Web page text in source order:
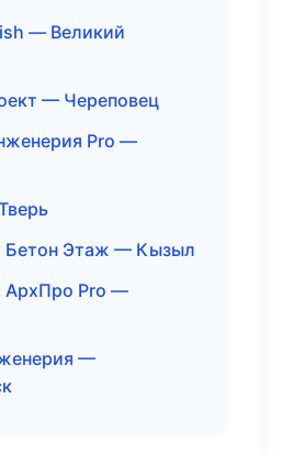
— Великий
— Череповец
Pro —
Бетон Этаж — Кызыл
АрхПро Pro —
—